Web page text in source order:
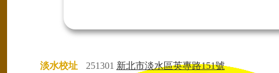
淡水校址 251301 新北市淡水區英專路151號